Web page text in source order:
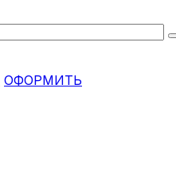
ОФОРМИТЬ